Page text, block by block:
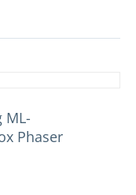
ML-
Phaser